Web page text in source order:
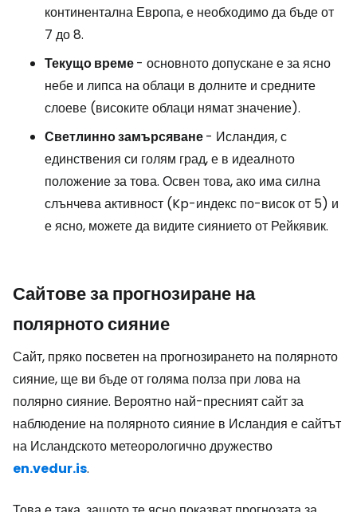
континентална Европа, е необходимо да бъде от
7 до 8.
Текущо време- основното допускане е за ясно
небе и липса на облаци в долните и средните
слоеве (високите облаци нямат значение).
Светлинно замърсяване- Исландия, с
единствения си голям град, е в идеалното
положение за това. Освен това, ако има силна
слънчева активност (Kp-индекс по-висок от 5) и
е ясно, можете да видите сиянието от Рейкявик.
Сайтове за прогнозиране на
полярното сияние
Сайт, пряко посветен на прогнозирането на полярното
сияние, ще ви бъде от голяма полза при лова на
полярно сияние. Вероятно най-пресният сайт за
наблюдение на полярното сияние в Исландия е сайтът
на Исландското метеорологично дружество
en.vedur.is.